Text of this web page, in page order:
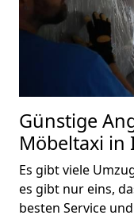
Günstige
Möbeltaxi in
Es gibt viele
es gibt nur eins,
besten Service